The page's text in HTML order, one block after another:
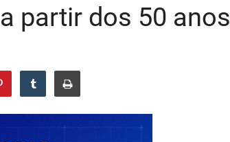
partir dos 50 anos